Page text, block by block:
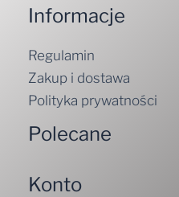
Informacje
Regulamin
Zakup i dostawa
Polityka prywatności
Polecane
Konto